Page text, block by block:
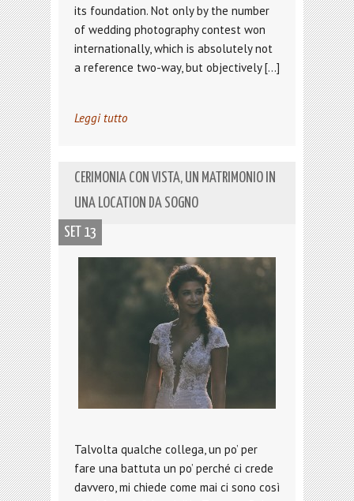
its foundation. Not only by the number
of wedding photography contest won
internationally, which is absolutely not
a reference two-way, but objectively […]
Leggi tutto
CERIMONIA CON VISTA, UN MATRIMONIO IN
UNA LOCATION DA SOGNO
SET 13
Talvolta qualche collega, un po’ per
fare una battuta un po’ perché ci crede
davvero, mi chiede come mai ci sono così